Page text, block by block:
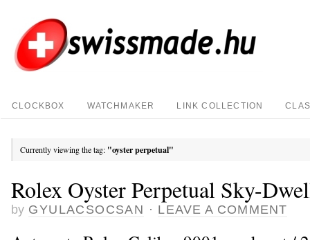
CLOCKBOX WATCHMAKER LINK COLLECTION
Currently viewing the tag: "oyster perpetual"
Rolex Oyster Perpetual Sky-
by GYULACSOCSAN · LEAVE A COMMENT